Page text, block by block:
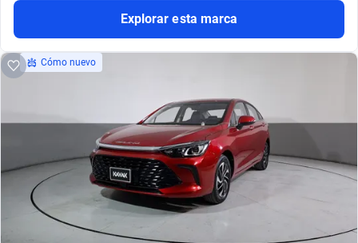
Explorar esta marca
Cómo nuevo